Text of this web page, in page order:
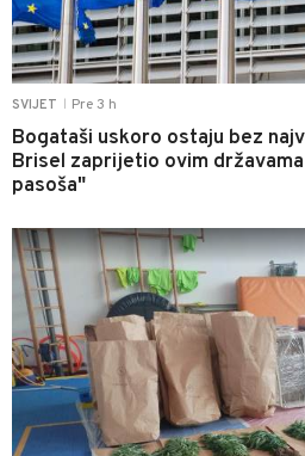
SVIJET Pre 3 h
Bogataši uskoro ostaju bez
Brisel zaprijetio ovim
pasoša"